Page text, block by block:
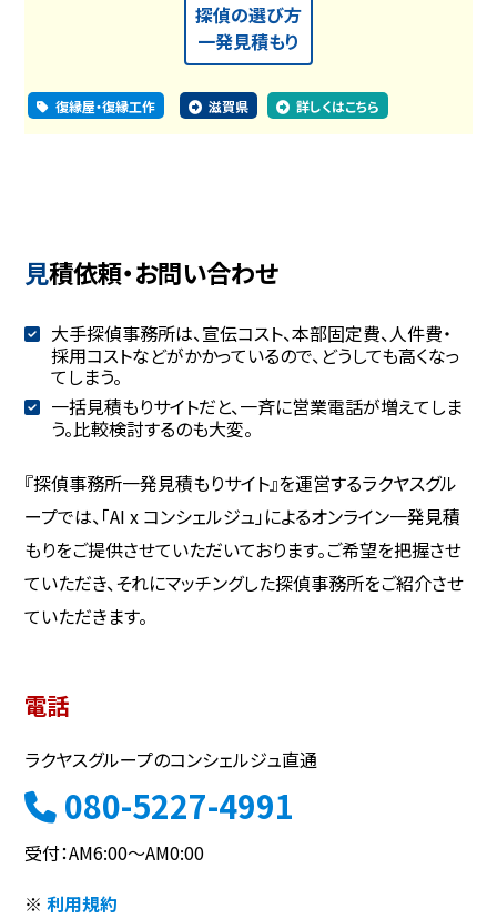
探偵の選び方
一発見積もり
復縁屋・復縁工作 滋賀県 詳しくはこちら
見積依頼・お問い合わせ
大手探偵事務所は、宣伝コスト、本部固定費、人件費・
採用コストなどがかかっているので、どうしても高くなっ
てしまう。
一括見積もりサイトだと、一斉に営業電話が増えてしま
う。比較検討するのも大変。
『探偵事務所一発見積もりサイト』を運営するラクヤスグル
ープでは、「AI x コンシェルジュ」によるオンライン一発見積
もりをご提供させていただいております。ご希望を把握させ
ていただき、それにマッチングした探偵事務所をご紹介させ
ていただきます。
電話
ラクヤスグループのコンシェルジュ直通
080-5227-4991
受付：AM6:00～AM0:00
※利用規約